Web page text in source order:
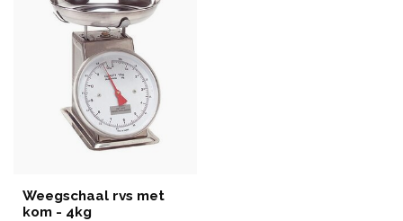
Weegschaal rvs met
kom - 4kg